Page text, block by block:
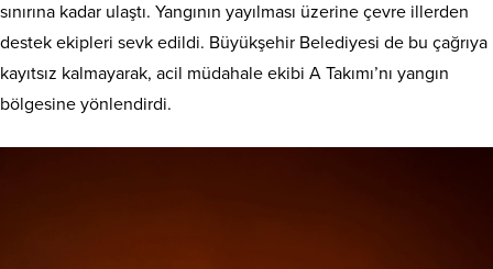
sınırına kadar ulaştı. Yangının yayılması üzerine çevre illerden
destek ekipleri sevk edildi. Büyükşehir Belediyesi de bu çağrıya
kayıtsız kalmayarak, acil müdahale ekibi A Takımı’nı yangın
bölgesine yönlendirdi.